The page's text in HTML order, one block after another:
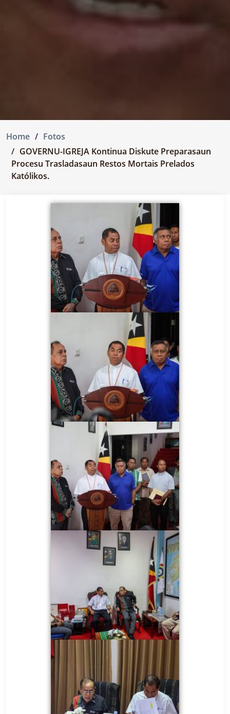
Home
Fotos
GOVERNU-IGREJA Kontinua Diskute Preparasaun
Procesu Trasladasaun Restos Mortais Prelados
Katólikos.